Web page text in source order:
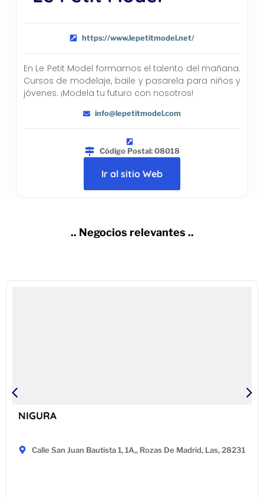
https://www.lepetitmodel.net/
En Le Petit Model formamos el talento del mañana.
Cursos de modelaje, baile y pasarela para niños y
jóvenes. ¡Modela tu futuro con nosotros!
info@lepetitmodel.com
Código Postal: 08018
Ir al sitio Web
.. Negocios relevantes ..
NIGURA
Calle San Juan Bautista 1, 1A,, Rozas De Madrid, Las, 28231